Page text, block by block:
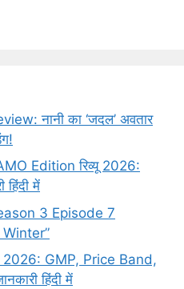
नानी का ‘जदल’ अवतार
Edition रिव्यू 2026:
हिंदी में
3 Episode 7
GMP, Price Band,
हिंदी में